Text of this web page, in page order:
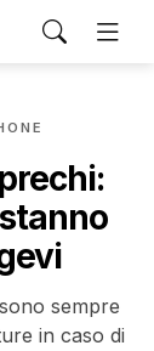
sempre
in caso di